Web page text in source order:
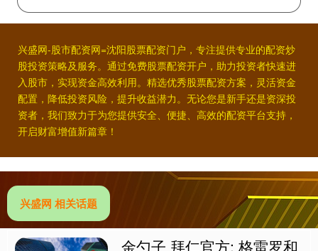
兴盛网-股市配资网=沈阳股票配资门户，专注提供专业的配资炒
股投资策略及服务。通过免费股票配资开户，助力投资者快速进
入股市，实现资金高效利用。精选优秀股票配资方案，灵活资金
配置，降低投资风险，提升收益潜力。无论您是新手还是资深投
资者，我们致力于为您提供安全、便捷、高效的配资平台支持，
开启财富增值新篇章！
兴盛网 相关话题
金勺子 拜仁官方: 格雷罗和